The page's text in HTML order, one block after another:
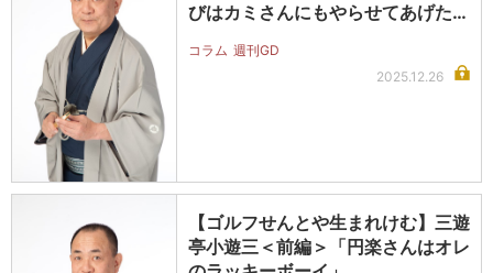
びはカミさんにもやらせてあげた
コラム 週刊GD
2025.12.26
【ゴルフせんとや生まれけむ】三遊
亭小遊三＜前編＞「円楽さんはオレ